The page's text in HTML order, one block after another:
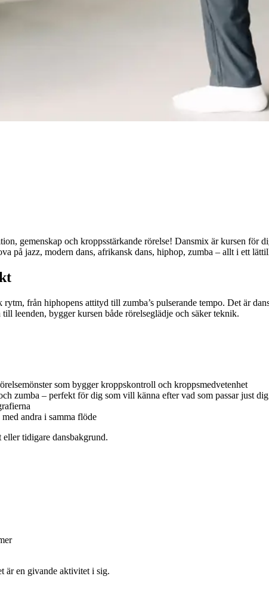
gemenskap och kroppsstärkande rörelse! Dansmix är kursen för
på jazz, modern dans, afrikansk dans, hiphop, zumba – allt i ett
från hiphopens attityd till zumba’s pulserande tempo. Det är
leenden, bygger kursen både rörelseglädje och säker teknik.
som bygger kroppskontroll och kroppsmedvetenhet
zumba – perfekt för dig som vill känna efter vad som passar just dig
andra i samma flöde
tidigare dansbakgrund.
är en givande aktivitet i sig.